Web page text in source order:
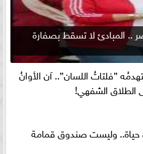
.. المبادئ لا تسقط بصفارة
”فلتاتُ اللسان”.. آن الأوانُ
الطلاق الشفهي!
حياة.. وليست صندوق قمامة